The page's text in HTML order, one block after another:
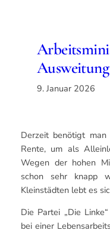
9. Januar 2026
Derzeit benötigt
Rente, um als
Wegen der hohen
schon sehr knapp
Kleinstädten lebt es
Die Partei „Die
bei einer